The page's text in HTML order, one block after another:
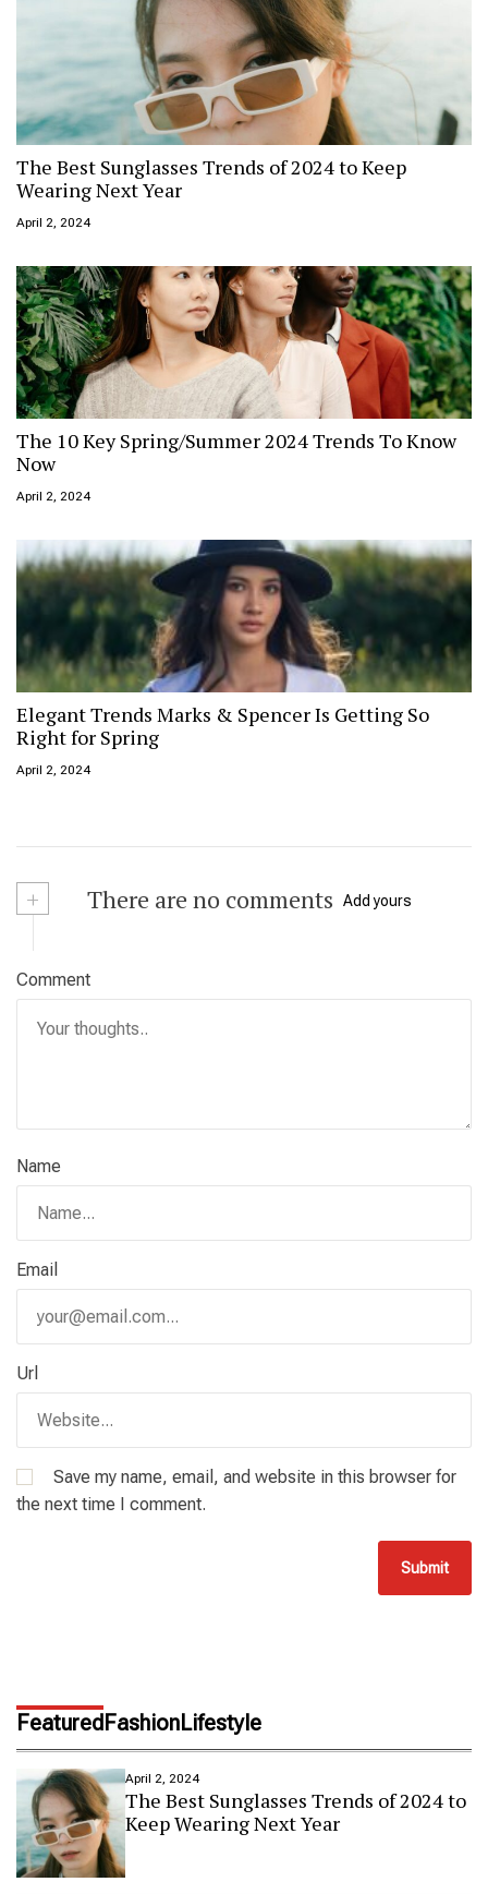
The Best Sunglasses Trends of 2024 to Keep
Wearing Next Year
April 2, 2024
The 10 Key Spring/Summer 2024 Trends To Know
Now
April 2, 2024
Elegant Trends Marks & Spencer Is Getting So
Right for Spring
April 2, 2024
+ There are no comments Add yours
Comment
Name
Email
Url
Save my name, email, and website in this browser for
the next time I comment.
FeaturedFashionLifestyle
April 2, 2024
The Best Sunglasses Trends of 2024 to
Keep Wearing Next Year